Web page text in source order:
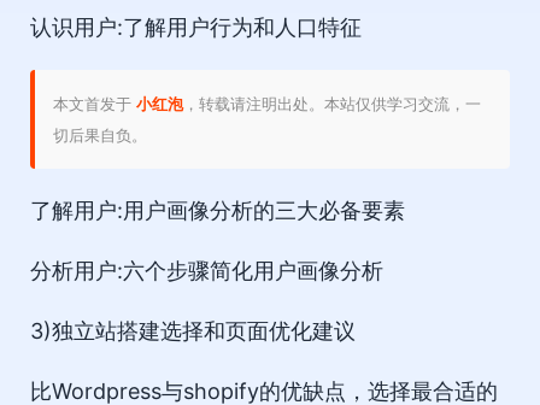
认识用户:了解用户行为和人口特征
本文首发于 小红泡，转载请注明出处。本站仅供学习交流，一
切后果自负。
了解用户:用户画像分析的三大必备要素
分析用户:六个步骤简化用户画像分析
3)独立站搭建选择和页面优化建议
比Wordpress与shopify的优缺点，选择最合适的